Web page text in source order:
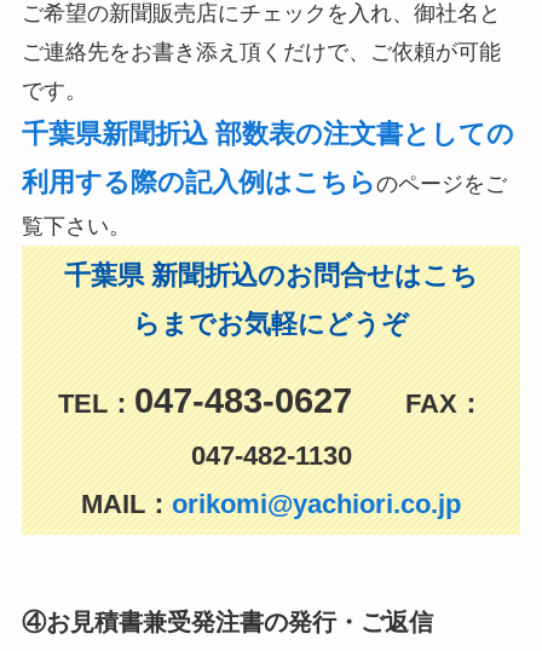
ご希望の新聞販売店にチェックを入れ、御社名と
ご連絡先をお書き添え頂くだけで、ご依頼が可能
です。
千葉県新聞折込 部数表の注文書としての
利用する際の記入例はこちらのページをご
覧下さい。
千葉県 新聞折込のお問合せはこち
らまでお気軽にどうぞ
TEL： 047-483-0627 FAX：
047-482-1130
MAIL： orikomi@yachiori.co.jp
④お見積書兼受発注書の発行・ご返信